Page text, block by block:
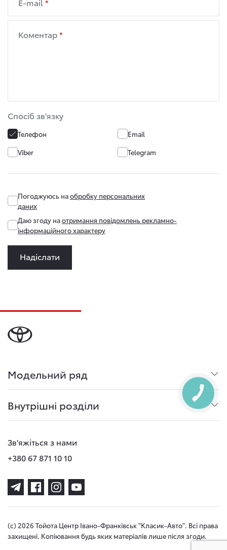
E-mail
Коментар
Спосіб зв'язку
Телефон
Email
Viber
Telegram
Погоджуюсь наобробку персональних
даних
Даю згоду наотримання повідомлень рекламно-
інформаційного характеру
Надіслати
Модельний ряд
Внутрішні розділи
Зв'яжіться з нами
+380 67 871 10 10
(с) 2026 Тойота Центр Івано-Франківськ "Класик-Авто". Всі права
захищені. Копіювання будь яких матеріалів лише після згоди.